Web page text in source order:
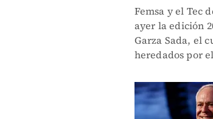
Femsa y el Tec
ayer la edición
Garza Sada, el
heredados por